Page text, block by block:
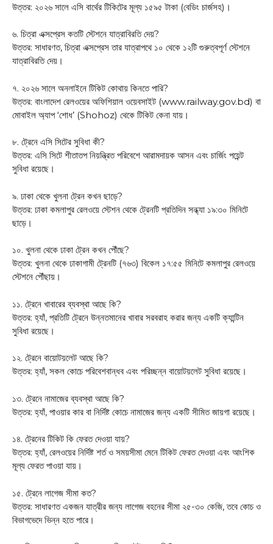
উত্তর: ২০২৬ সালে এসি বার্থের টিকিটের মূল্য ১৫৯৫ টাকা (বেডিং চার্জসহ)।
৬. চিত্রা এক্সপ্রেস কতটি স্টেশনে যাত্রাবিরতি দেয়?
উত্তর: সাধারণত, চিত্রা এক্সপ্রেস তার যাত্রাপথে ১০ থেকে ১২টি গুরুত্বপূর্ণ স্টেশনে
যাত্রাবিরতি দেয়।
৭. ২০২৬ সালে অনলাইনে টিকিট কোথায় কিনতে পারি?
উত্তর: বাংলাদেশ রেলওয়ের অফিশিয়াল ওয়েবসাইট (www.railway.gov.bd) বা
মোবাইল অ্যাপ ‘শোধ’ (Shohoz) থেকে টিকিট কেনা যায়।
৮. ট্রেনে এসি সিটের সুবিধা কী?
উত্তর: এসি সিটে শীতাতপ নিয়ন্ত্রিত পরিবেশে আরামদায়ক আসন এবং চার্জিং পয়েন্ট
সুবিধা রয়েছে।
৯. ঢাকা থেকে খুলনা ট্রেন কখন ছাড়ে?
উত্তর: ঢাকা কমলাপুর রেলওয়ে স্টেশন থেকে ট্রেনটি প্রতিদিন সন্ধ্যা ১৯:৩০ মিনিটে
ছাড়ে।
১০. খুলনা থেকে ঢাকা ট্রেন কখন পৌঁছে?
উত্তর: খুলনা থেকে ঢাকাগামী ট্রেনটি (৭৬৩) বিকেল ১৭:৫৫ মিনিটে কমলাপুর রেলওয়ে
স্টেশনে পৌঁছায়।
১১. ট্রেনে খাবারের ব্যবস্থা আছে কি?
উত্তর: হ্যাঁ, প্রতিটি ট্রেনে উন্নতমানের খাবার সরবরাহ করার জন্য একটি ক্যান্টিন
সুবিধা রয়েছে।
১২. ট্রেনে বায়োটয়লেট আছে কি?
উত্তর: হ্যাঁ, সকল কোচে পরিবেশবান্ধব এবং পরিচ্ছন্ন বায়োটয়লেট সুবিধা রয়েছে।
১৩. ট্রেনে নামাজের ব্যবস্থা আছে কি?
উত্তর: হ্যাঁ, পাওয়ার কার বা নির্দিষ্ট কোচে নামাজের জন্য একটি সীমিত জায়গা রয়েছে।
১৪. ট্রেনের টিকিট কি ফেরত দেওয়া যায়?
উত্তর: হ্যাঁ, রেলওয়ের নির্দিষ্ট শর্ত ও সময়সীমা মেনে টিকিট ফেরত দেওয়া এবং আংশিক
মূল্য ফেরত পাওয়া যায়।
১৫. ট্রেনে লাগেজ সীমা কত?
উত্তর: সাধারণত একজন যাত্রীর জন্য লাগেজ বহনের সীমা ২৫-৩০ কেজি, তবে কোচ ও
বিভাগভেদে ভিন্ন হতে পারে।